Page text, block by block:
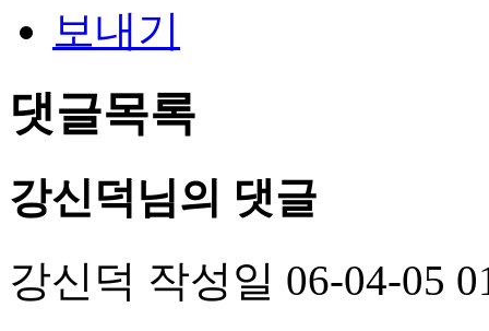
댓글목록
강신덕님의 댓글
강신덕 작성일 06-04-05